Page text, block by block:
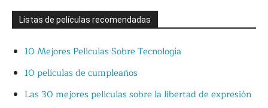
Listas de películas recomendadas
10 Mejores Películas Sobre Tecnología
10 películas de cumpleaños
Las 30 mejores películas sobre la libertad de expresión